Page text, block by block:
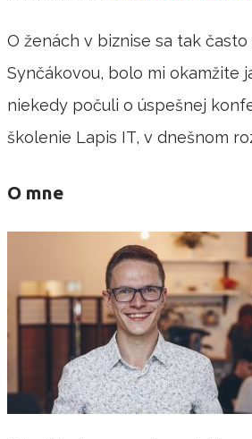
O ženách v biznise sa tak
Synčákovou, bolo mi okamžite
niekedy počuli o úspešnej
školenie Lapis IT, v dnešnom
O mne